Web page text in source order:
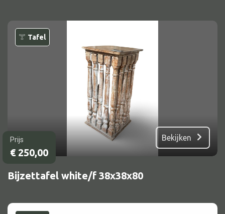
Tafel
Prijs
€250,00
Bekijken
Bijzettafel white/f 38x38x80